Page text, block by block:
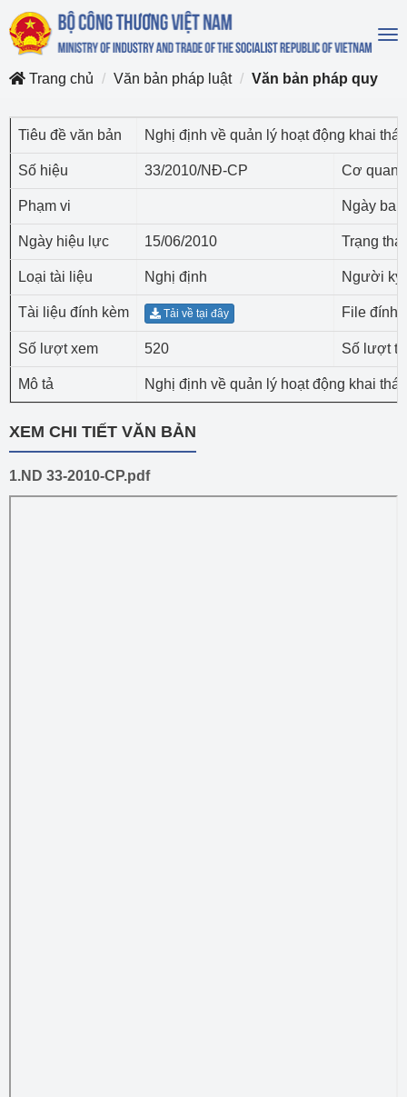
Trang chủ
Văn bản pháp luật Văn bản pháp quy
Tiêu đề văn bản Nghị định về quản lý hoạt động khai
Số hiệu 33/2010/NĐ-CP Cơ quan
Phạm vi Ngày
Ngày hiệu lực 15/06/2010 Trạng thái
Loại tài liệu Nghị định Người ký
Tài liệu đính kèm Tải về tại đây File đính
Số lượt xem 520 Số lượt
Mô tả Nghị định về quản lý hoạt động khai
XEM CHI TIẾT VĂN BẢN
1.ND 33-2010-CP.pdf